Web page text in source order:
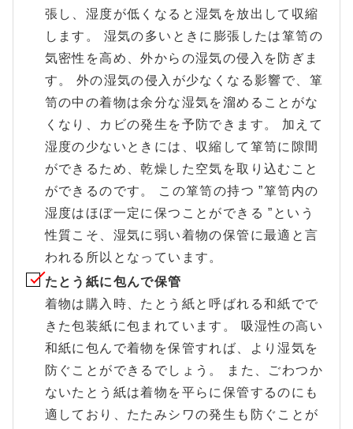
張し、湿度が低くなると湿気を放出して収縮
します。 湿気の多いときに膨張したは箪笥の
気密性を高め、外からの湿気の侵入を防ぎま
す。 外の湿気の侵入が少なくなる影響で、箪
笥の中の着物は余分な湿気を溜めることがな
くなり、カビの発生を予防できます。 加えて
湿度の少ないときには、収縮して箪笥に隙間
ができるため、乾燥した空気を取り込むこと
ができるのです。 この箪笥の持つ ”箪笥内の
湿度はほぼ一定に保つことができる ”という
性質こそ、湿気に弱い着物の保管に最適と言
われる所以となっています。
たとう紙に包んで保管
着物は購入時、たとう紙と呼ばれる和紙でで
きた包装紙に包まれています。 吸湿性の高い
和紙に包んで着物を保管すれば、より湿気を
防ぐことができるでしょう。 また、ごわつか
ないたとう紙は着物を平らに保管するのにも
適しており、たたみシワの発生も防ぐことが